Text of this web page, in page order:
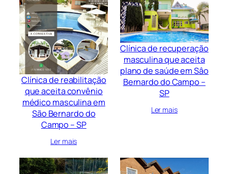
Clínica de reabilitação
que aceita convênio
médico masculina em
São Bernardo do
Campo – SP
Ler mais
Clínica de recuperação
masculina que aceita
plano de saúde em Sâo
Bernardo do Campo –
SP
Ler mais